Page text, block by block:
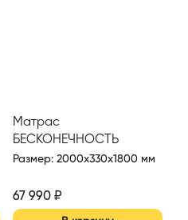
Матрас
БЕСКОНЕЧНОСТЬ
(INFINITY MILD)
Размер: 2000x330x1800 мм
67 990₽